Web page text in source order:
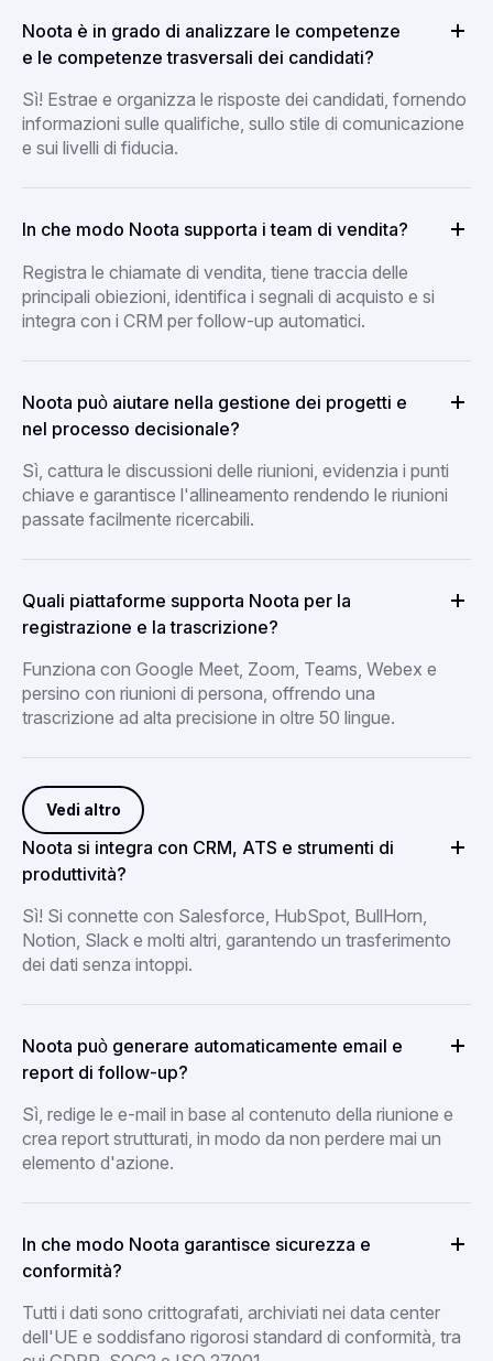
Noota è in grado di analizzare le competenze
e le competenze trasversali dei candidati?
Sì! Estrae e organizza le risposte dei candidati, fornendo
informazioni sulle qualifiche, sullo stile di comunicazione
e sui livelli di fiducia.
In che modo Noota supporta i team di vendita?
Registra le chiamate di vendita, tiene traccia delle
principali obiezioni, identifica i segnali di acquisto e si
integra con i CRM per follow-up automatici.
Noota può aiutare nella gestione dei progetti e
nel processo decisionale?
Sì, cattura le discussioni delle riunioni, evidenzia i punti
chiave e garantisce l'allineamento rendendo le riunioni
passate facilmente ricercabili.
Quali piattaforme supporta Noota per la
registrazione e la trascrizione?
Funziona con Google Meet, Zoom, Teams, Webex e
persino con riunioni di persona, offrendo una
trascrizione ad alta precisione in oltre 50 lingue.
Vedi altro
Noota si integra con CRM, ATS e strumenti di
produttività?
Sì! Si connette con Salesforce, HubSpot, BullHorn,
Notion, Slack e molti altri, garantendo un trasferimento
dei dati senza intoppi.
Noota può generare automaticamente email e
report di follow-up?
Sì, redige le e-mail in base al contenuto della riunione e
crea report strutturati, in modo da non perdere mai un
elemento d'azione.
In che modo Noota garantisce sicurezza e
conformità?
Tutti i dati sono crittografati, archiviati nei data center
dell'UE e soddisfano rigorosi standard di conformità, tra